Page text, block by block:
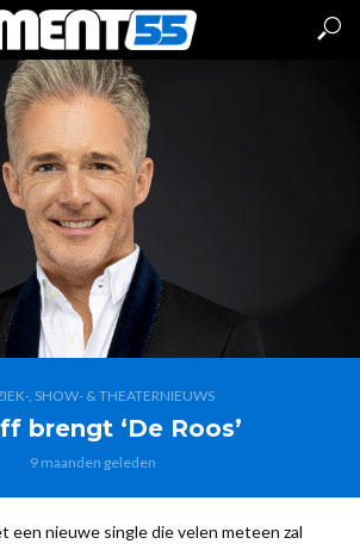
, SHOW- & THEATERNIEUWS
brengt ‘De Roos’
9 maanden geleden
een nieuwe single die velen meteen zal